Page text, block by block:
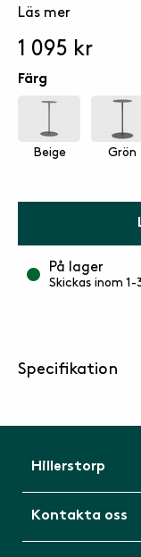
pulverlackerat
anpassa möbeln
Läs mer
1 095 kr
Färg
Beige Grön
På lager
Skickas inom
Specifikation
Hillerstorp
Kontakta oss